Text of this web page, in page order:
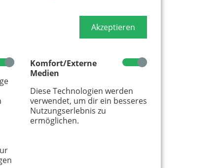
Akzeptieren
Komfort/Externe
Medien
Diese Technologien werden
verwendet, um dir ein besseres
Nutzungserlebnis zu
ermöglichen.